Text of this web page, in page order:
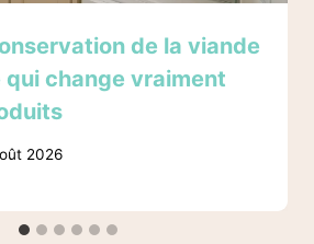
de la viande
qui change vraiment
2026